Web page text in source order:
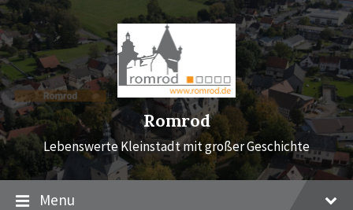
Skip
to
content
Skip
to
main
navigation
Skip
to
footer
Romrod
Lebenswerte Kleinstadt mit großer Geschichte
Menu